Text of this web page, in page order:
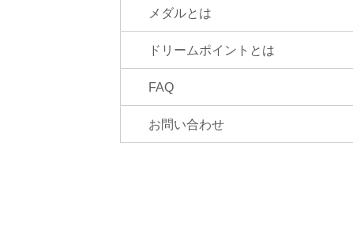
メダルとは
ドリームポイントとは
FAQ
お問い合わせ